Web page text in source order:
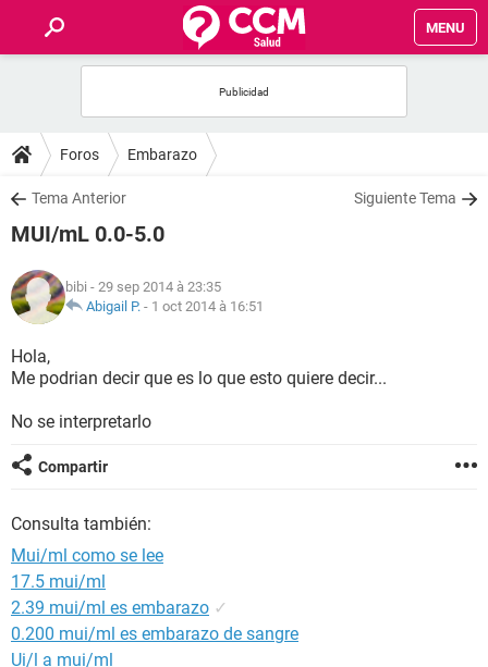
MENU
FORUMS
SALUD
NUTRICIÓN
BIENESTAR
SEXUALIDAD
GLOSARIO
Foros Embarazo
Tema Anterior Siguiente Tema
MUI/mL 0.0-5.0
bibi - 29 sep 2014 à 23:35
Abigail P. - 1 oct 2014 à 16:51
Hola,
Me podrian decir que es lo que esto quiere decir...
No se interpretarlo
Compartir
Consulta también:
Mui/ml como se lee
17.5 mui/ml
2.39 mui/ml es embarazo ✓
0.200 mui/ml es embarazo de sangre
Ui/l a mui/ml